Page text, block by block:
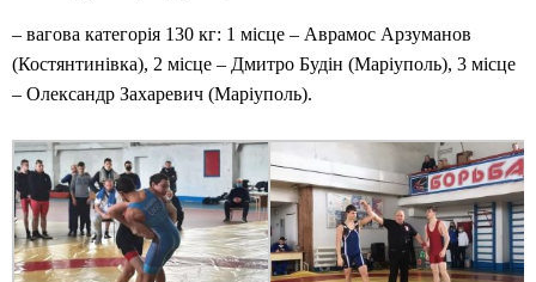
– вагова категорія 130 кг: 1 місце – Аврамос Арзуманов
(Костянтинівка), 2 місце – Дмитро Будін (Маріуполь), 3 місце
– Олександр Захаревич (Маріуполь).